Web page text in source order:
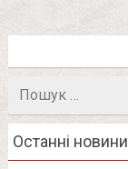
Останні новини